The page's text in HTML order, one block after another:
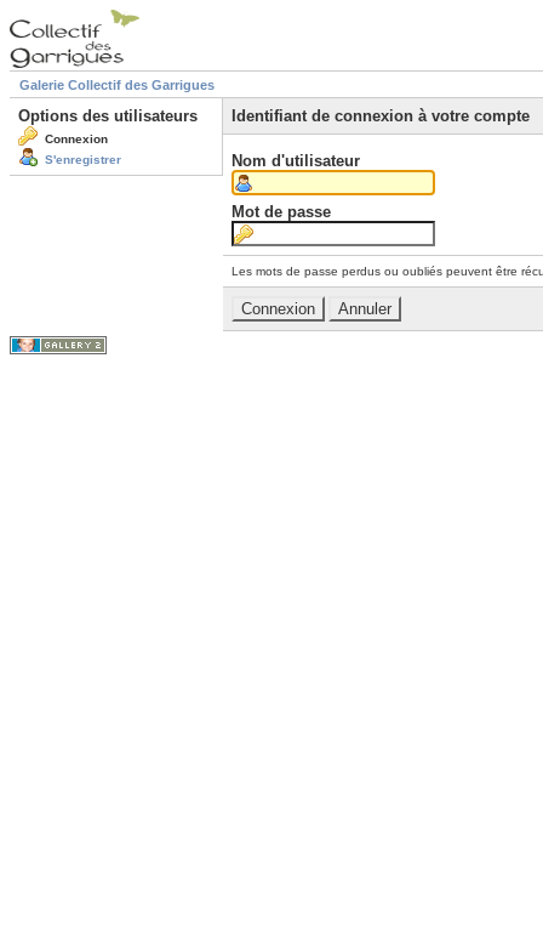
Galerie Collectif des Garrigues
Options des utilisateurs
Connexion
S'enregistrer
Identifiant de connexion à votre compte
Nom d'utilisateur
Mot de passe
Les mots de passe perdus ou oubliés peuvent être